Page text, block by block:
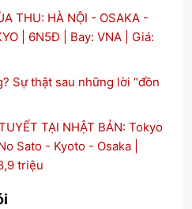
THU: HÀ NỘI - OSAKA -
| 6N5Đ | Bay: VNA | Giá:
Sự thật sau những lời “đồn
TẠI NHẬT BẢN: Tokyo
Sato - Kyoto - Osaka |
triệu